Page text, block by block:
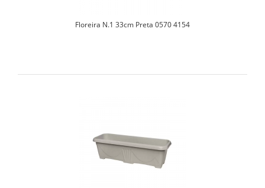
Floreira N.1 33cm Preta 0570 4154